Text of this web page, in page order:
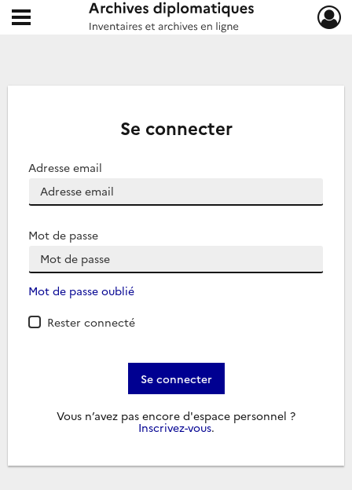
Archives diplomatiques
Ouvrir le menu déroulant
Se connecter
Adresse email
Mot de passe
Mot de passe oublié
Rester connecté
Se connecter
Vous n’avez pas encore d'espace personnel ?
Inscrivez-vous.